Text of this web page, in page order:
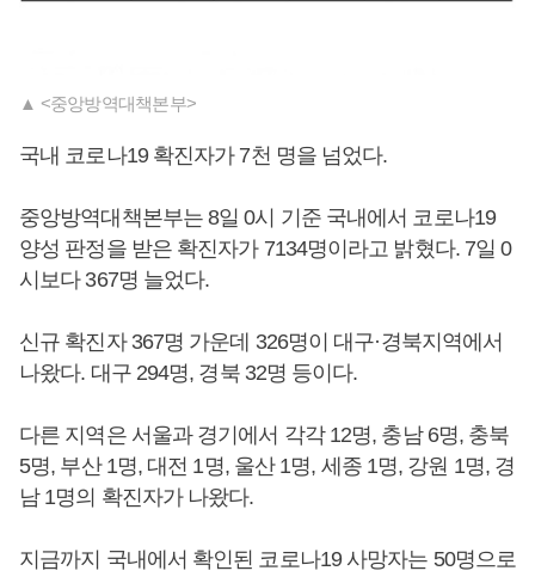
▲ <중앙방역대책본부>
국내 코로나19 확진자가 7천 명을 넘었다.
중앙방역대책본부는 8일 0시 기준 국내에서 코로나19
양성 판정을 받은 확진자가 7134명이라고 밝혔다. 7일 0
시보다 367명 늘었다.
신규 확진자 367명 가운데 326명이 대구·경북지역에서
나왔다. 대구 294명, 경북 32명 등이다.
다른 지역은 서울과 경기에서 각각 12명, 충남 6명, 충북
5명, 부산 1명, 대전 1명, 울산 1명, 세종 1명, 강원 1명, 경
남 1명의 확진자가 나왔다.
지금까지 국내에서 확인된 코로나19 사망자는 50명으로